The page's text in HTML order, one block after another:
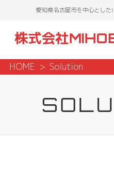
愛知県名古屋市を中心とし
株式会社
HOME Solution